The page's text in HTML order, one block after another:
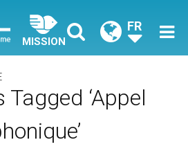
MISSION
FR
Tagged ‘appel